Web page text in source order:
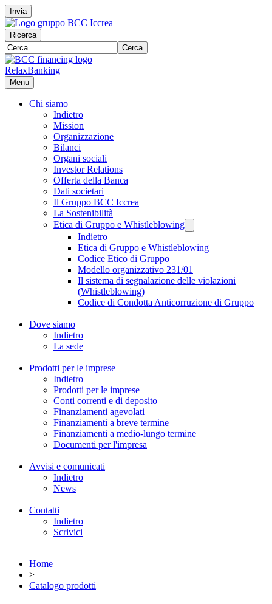
Invia
Ricerca
Cerca
RelaxBanking
Menu
Chi siamo
Indietro
Mission
Organizzazione
Bilanci
Organi sociali
Investor Relations
Offerta della Banca
Dati societari
Il Gruppo BCC Iccrea
La Sostenibilità
Etica di Gruppo e Whistleblowing
Indietro
Etica di Gruppo e Whistleblowing
Codice Etico di Gruppo
Modello organizzativo 231/01
Il sistema di segnalazione delle violazioni
(Whistleblowing)
Codice di Condotta Anticorruzione di Gruppo
Dove siamo
Indietro
La sede
Prodotti per le imprese
Indietro
Prodotti per le imprese
Conti correnti e di deposito
Finanziamenti agevolati
Finanziamenti a breve termine
Finanziamenti a medio-lungo termine
Documenti per l'impresa
Avvisi e comunicati
Indietro
News
Contatti
Indietro
Scrivici
Home
>
Catalogo prodotti